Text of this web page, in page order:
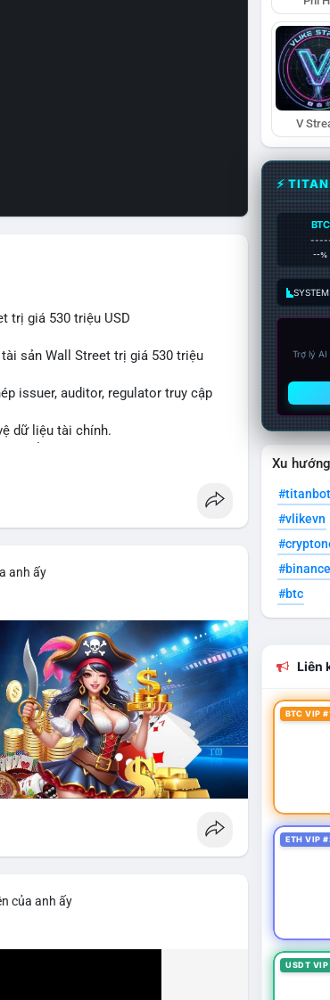
trị giá 530 triệu USD
sản Wall Street trị giá 530 triệu
issuer, auditor, regulator truy cập
dữ liệu tài chính.
anh ấy
của anh ấy
V
⚡
BTC
--%
Trợ lý
Xu
#titanbot
#vlikevn
#btc
Liên
BTC VIP
ETH VIP
USDT